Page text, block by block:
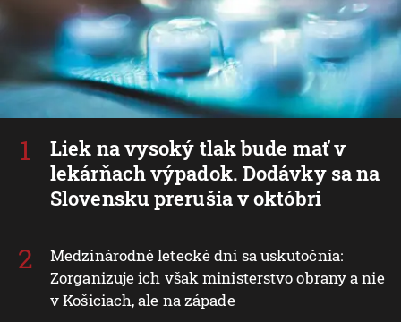
Liek na vysoký tlak bude mať v
lekárňach výpadok. Dodávky sa na
Slovensku prerušia v októbri
Medzinárodné letecké dni sa uskutočnia:
Zorganizuje ich však ministerstvo obrany a nie
v Košiciach, ale na západe